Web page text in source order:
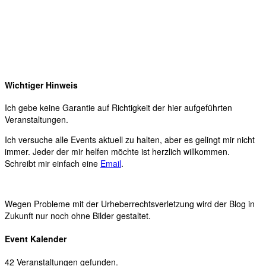
Wichtiger Hinweis
Ich gebe keine Garantie auf Richtigkeit der hier aufgeführten
Veranstaltungen.
Ich versuche alle Events aktuell zu halten, aber es gelingt mir nicht
immer. Jeder der mir helfen möchte ist herzlich willkommen.
Schreibt mir einfach eine Email.
Wegen Probleme mit der Urheberrechtsverletzung wird der Blog in
Zukunft nur noch ohne Bilder gestaltet.
Event Kalender
42 Veranstaltungen gefunden.